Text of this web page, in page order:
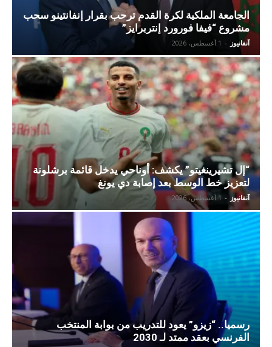
الجامعة الملكية لكرة القدم ترحب بقرار إنفانتينو سحب
مشروع “فيفا فورورد إنتربرايز”
آنفانيوز - 1 أغسطس، 2026
“إل تشيرينغيتو” يكشف: أوناحي يدخل قائمة برشلونة
لتعزيز خط الوسط بعد إصابة دي يونغ
آنفانيوز - 1 أغسطس، 2026
رسميا.. “زيزو” يعود للتدريب من بوابة المنتخب
الفرنسي بعقد ممتد لـ 2030